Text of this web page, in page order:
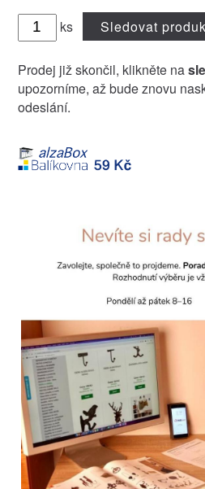
ks Sledovat
Prodej již skončil, klikněte na
upozorníme, až bude znovu
odeslání.